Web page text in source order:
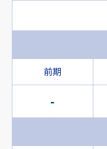
前期
-